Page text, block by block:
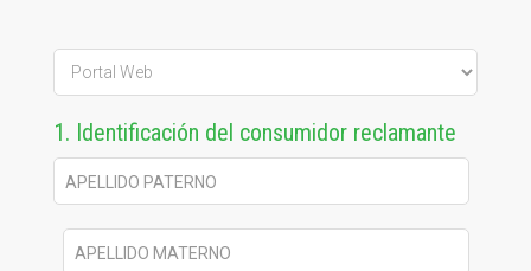
1. Identificación del consumidor reclamante
APELLIDO PATERNO
APELLIDO MATERNO